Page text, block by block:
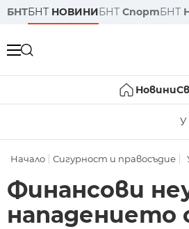
БНТБНТ НОВИНИБНТ СпортБНТ
Новини
У
Начало Сигурност и правосъдие
Финансови
нападението